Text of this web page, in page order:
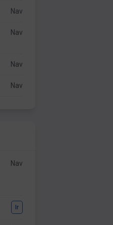
Nav
Nav
Nav
Nav
Nav
Ir